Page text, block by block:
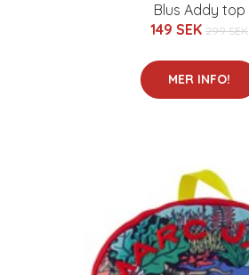
Blus Addy top
149 SEK 299 SEK
MER INFO!